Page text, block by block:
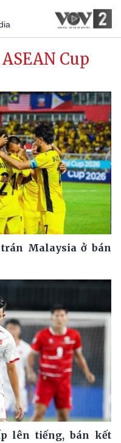
ASEAN Cup
Malaysia ở bán
lên tiếng, bán kết